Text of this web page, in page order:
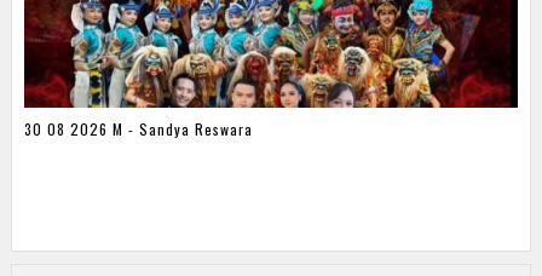
30 08 2026 M - Sandya Reswara